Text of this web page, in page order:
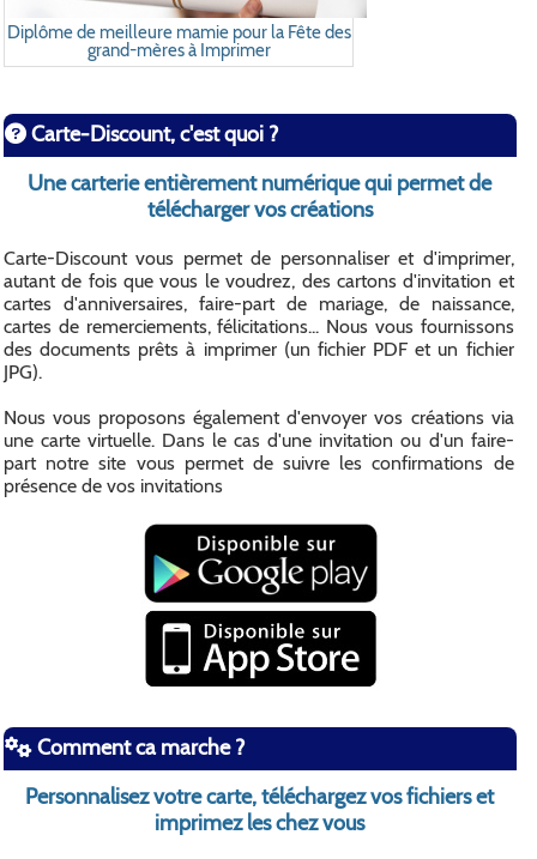
Diplôme de meilleure mamie pour la Fête des
grand-mères à Imprimer
Carte-Discount, c'est quoi ?
Une carterie entièrement numérique qui permet de
télécharger vos créations
Carte-Discount vous permet de personnaliser et d'imprimer,
autant de fois que vous le voudrez, des cartons d'invitation et
cartes d'anniversaires, faire-part de mariage, de naissance,
cartes de remerciements, félicitations... Nous vous fournissons
des documents prêts à imprimer (un fichier PDF et un fichier
JPG).
Nous vous proposons également d'envoyer vos créations via
une carte virtuelle. Dans le cas d'une invitation ou d'un faire-
part notre site vous permet de suivre les confirmations de
présence de vos invitations
Comment ca marche ?
Personnalisez votre carte, téléchargez vos fichiers et
imprimez les chez vous